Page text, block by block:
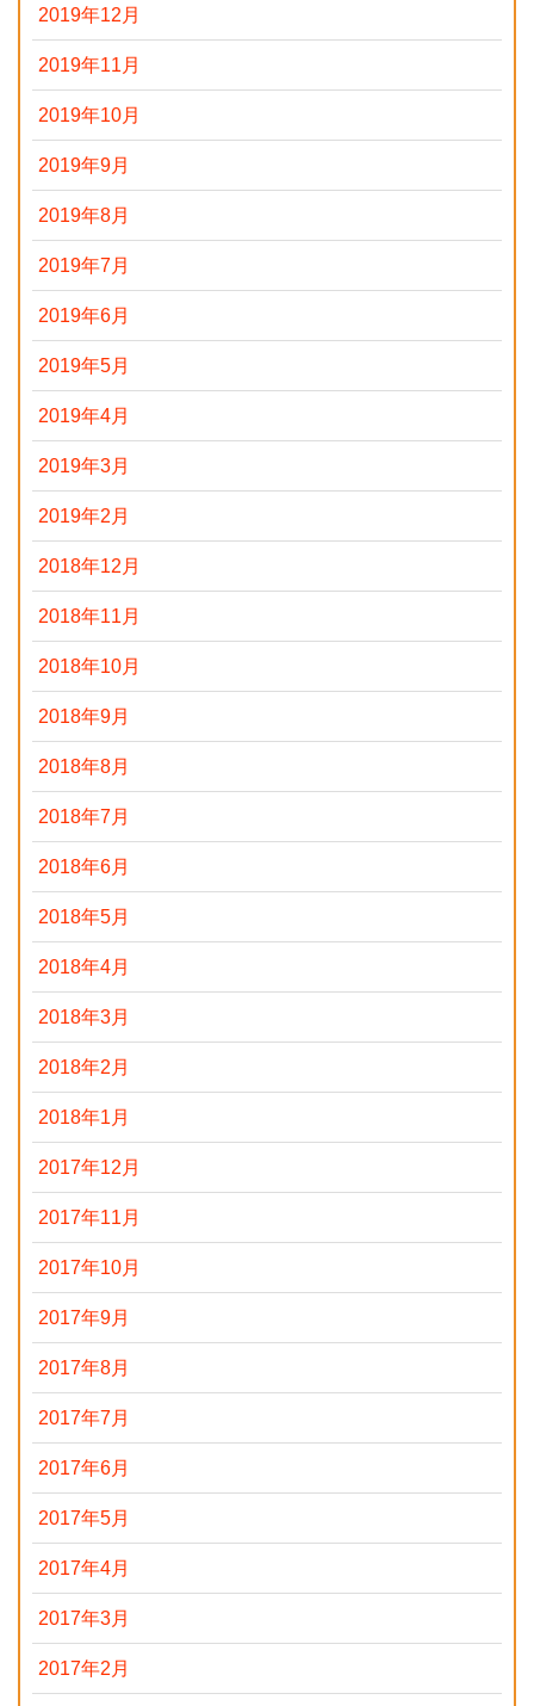
2019年12月
2019年11月
2019年10月
2019年9月
2019年8月
2019年7月
2019年6月
2019年5月
2019年4月
2019年3月
2019年2月
2018年12月
2018年11月
2018年10月
2018年9月
2018年8月
2018年7月
2018年6月
2018年5月
2018年4月
2018年3月
2018年2月
2018年1月
2017年12月
2017年11月
2017年10月
2017年9月
2017年8月
2017年7月
2017年6月
2017年5月
2017年4月
2017年3月
2017年2月